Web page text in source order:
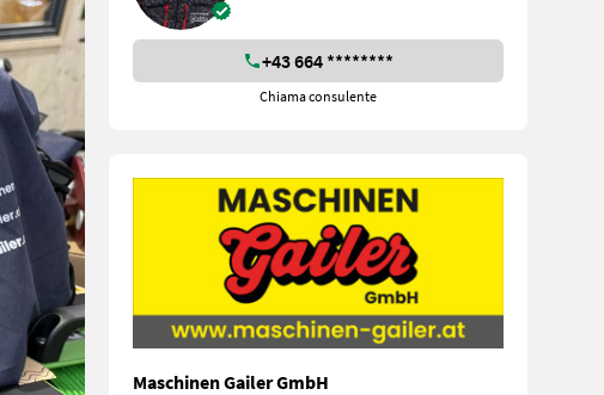
+43 664 ********
Chiama consulente
Maschinen Gailer GmbH